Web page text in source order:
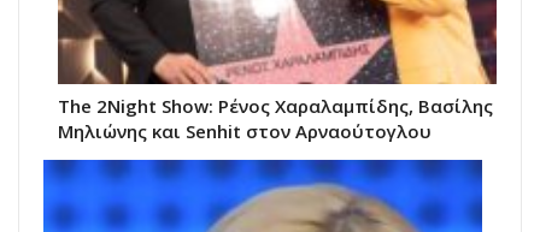
The 2Night Show: Ρένος Χαραλαμπίδης, Βασίλης
Μηλιώνης και Senhit στον Αρναούτογλου